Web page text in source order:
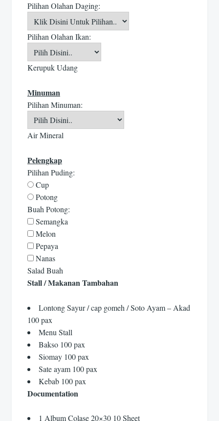
Pilihan Olahan Daging:
Pilihan Olahan Ikan:
Kerupuk Udang
Minuman
Pilihan Minuman:
Air Mineral
Pelengkap
Pilihan Puding:
Cup
Potong
Buah Potong:
Semangka
Melon
Pepaya
Nanas
Salad Buah
Stall / Makanan Tambahan
Lontong Sayur / cap gomeh / Soto Ayam – Akad
100 pax
Menu Stall
Bakso 100 pax
Siomay 100 pax
Sate ayam 100 pax
Kebab 100 pax
Documentation
1 Album Colase 20×30 10 Sheet